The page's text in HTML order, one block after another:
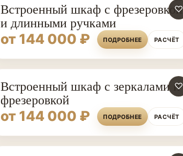
♡
Встроенный шкаф с фрезеровкой
и длинными ручками
от 144 000 ₽
ПОДРОБНЕЕ РАСЧЁТ
♡
Встроенный шкаф с зеркалами и
фрезеровкой
от 144 000 ₽
ПОДРОБНЕЕ РАСЧЁТ